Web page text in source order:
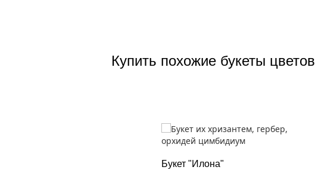
Купить похожие букеты цветов
Букет "Илона"